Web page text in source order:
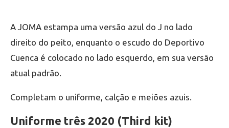
A JOMA estampa uma versão azul do J no lado
direito do peito, enquanto o escudo do Deportivo
Cuenca é colocado no lado esquerdo, em sua versão
atual padrão.
Completam o uniforme, calção e meiões azuis.
Uniforme três 2020 (Third kit)